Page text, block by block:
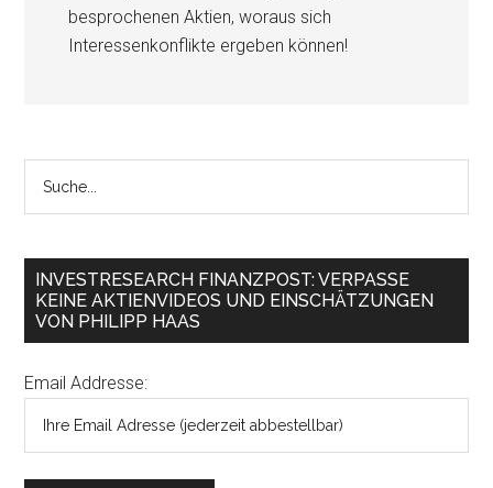
besprochenen Aktien, woraus sich
Interessenkonflikte ergeben können!
INVESTRESEARCH FINANZPOST: VERPASSE
KEINE AKTIENVIDEOS UND EINSCHÄTZUNGEN
VON PHILIPP HAAS
Email Addresse: